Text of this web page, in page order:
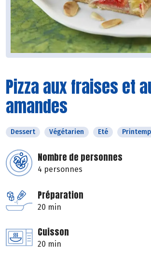
Pizza aux fraises et
amandes
Dessert Végétarien Eté
Nombre de personnes
4 personnes
Préparation
20 min
Cuisson
20 min